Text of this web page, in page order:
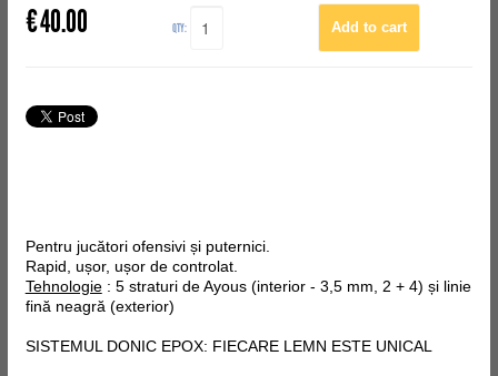
€40.00 QTY:
Pentru jucători ofensivi și puternici.
Rapid, ușor, ușor de controlat.
Tehnologie: 5 straturi de Ayous (interior - 3,5 mm, 2 + 4) și linie
fină neagră (exterior)
SISTEMUL DONIC EPOX: FIECARE LEMN ESTE UNICAL